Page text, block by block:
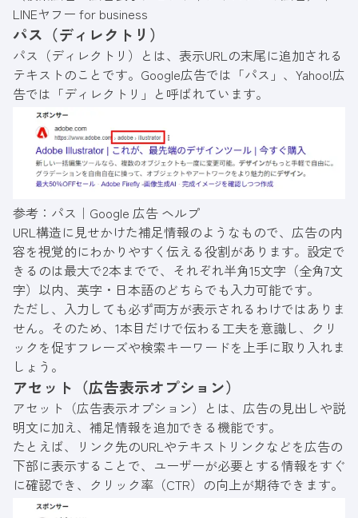
LINEヤフー for business
パス（ディレクトリ）
パス（ディレクトリ）とは、表示URLの末尾に追加される
テキストのことです。Google広告では「パス」、Yahoo!広
告では「ディレクトリ」と呼ばれています。
参考： パス｜Google 広告 ヘルプ
URL構造に見せかけた補足情報のようなもので、広告の内
容を視覚的にわかりやすく伝える役割があります。設定で
きるのは最大で2本までで、それぞれ半角15文字（全角7文
字）以内、英字・日本語のどちらでも入力可能です。
ただし、入力しても必ず両方が表示されるわけではありま
せん。そのため、1本目だけで伝わる工夫を意識し、クリ
ックを促すフレーズや検索キーワードを上手に取り入れま
しょう。
アセット（広告表示オプション）
アセット（広告表示オプション）とは、広告の見出しや説
明文に加え、補足情報を追加できる機能です。
たとえば、リンク先のURLやテキストリンクなどを広告の
下部に表示することで、ユーザーが必要とする情報をすぐ
に確認でき、クリック率（CTR）の向上が期待できます。